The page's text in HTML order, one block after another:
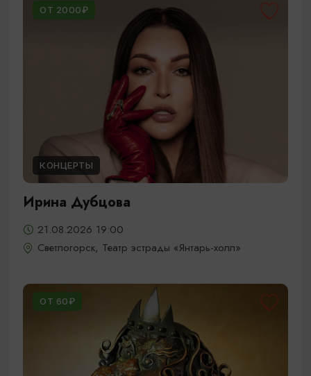
ОТ 2000₽
КОНЦЕРТЫ
Ирина Дубцова
21.08.2026 19:00
Светлогорск, Театр эстрады «Янтарь-холл»
ОТ 60₽